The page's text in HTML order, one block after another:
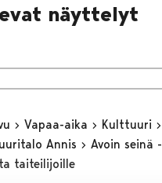
näyttelyt
Vapaa-aika
Kulttuuri
Annis
Avoin seinä
taiteilijoille